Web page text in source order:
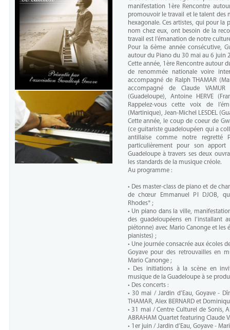
manifestation 1ère Rencontre
promouvoir le travail et le talent des
hexagonale. Ces artistes, qui pour
nom chez eux, ont besoin de la
travail est l’émanation de notre
Pour la 6ème année consécutive,
autour du Piano du 30 mai au 6 juin
Cette année, 1ère Rencontre autour
de renommée nationale voire
accompagné de Ralph THAMAR
accompagné de Claude VAMUR
(Guadeloupe), Antoine HERVE
Rappelez-vous cette voix de
(Martinique), Jean-Michel LESDEL
Cette année, le coup de coeur de
(ce guitariste guadeloupéen qui a
antillaise comme notre regretté
particulièrement pour son
Guadeloupe à travers ses deux
les standards de la musique créole.
Au programme :
• Des master-class de piano et de
de chœur Emmanuel PI DJOB,
Rhodes* ;
• Un piano dans la ville,
des guadeloupéens en
piétonne) avec Mario Canonge et les
pianistes) ;
• Une journée consacrée aux écoles
Goyave pour des retrouvailles en
Mario Canonge ;
• Des initiations à la scène en
musique de la Guadeloupe à se
• Des concerts :
• 30 mai / Jardin d’Eau, Goyave -
THAMAR, Alex BERNARD et
• 31 mai / Centre Culturel de Sonis,
ABRAHAM Quartet featuring Claude
• 1er juin / Jardin d’Eau, Goyave -